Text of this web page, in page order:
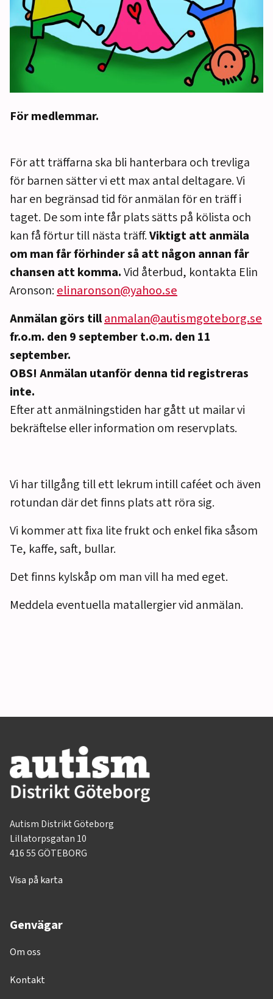
För medlemmar.
För att träffarna ska bli hanterbara och trevliga
för barnen sätter vi ett max antal deltagare. Vi
har en begränsad tid för anmälan för en träff i
taget. De som inte får plats sätts på kölista och
kan få förtur till nästa träff.Viktigt att anmäla
om man får förhinder så att någon annan får
chansen att komma.Vid återbud, kontakta Elin
Aronson:elinaronson@yahoo.se
Anmälan görs tillanmalan@autismgoteborg.se
fr.o.m. den 9 september t.o.m. den 11
september.
OBS! Anmälan utanför denna tid registreras
inte.
Efter att anmälningstiden har gått ut mailar vi
bekräftelse eller information om reservplats.
Vi har tillgång till ett lekrum intill caféet och även
rotundan där det finns plats att röra sig.
Vi kommer att fixa lite frukt och enkel fika såsom
Te, kaffe, saft, bullar.
Det finns kylskåp om man vill ha med eget.
Meddela eventuella matallergier vid anmälan.
Autism Distrikt Göteborg
Lillatorpsgatan 10
416 55 GÖTEBORG
Visa på karta
Genvägar
Om oss
Kontakt